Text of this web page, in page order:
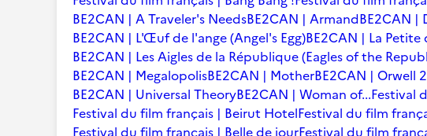
BE2CAN | A Traveler's NeedsBE2CAN | ArmandBE2CAN |
BE2CAN | L'Œuf de l'ange (Angel's Egg)BE2CAN | La
BE2CAN | Les Aigles de la République (Eagles of the
BE2CAN | MegalopolisBE2CAN | MotherBE2CAN | Orwell
BE2CAN | Universal TheoryBE2CAN | Woman of...Festival
Festival du film français | Beirut HotelFestival du film
Festival du film français | Belle de jourFestival du film